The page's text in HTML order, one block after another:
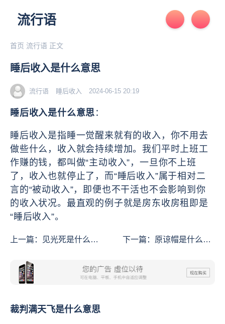
流行语
首页 流行语 正文
睡后收入是什么意思
流行语 睡后收入 2024-06-15 20:19
睡后收入是什么意思 ：
睡后收入是指睡一觉醒来就有的收入，你不用去
做些什么，收入就会持续增加。我们平时上班工
作赚的钱，都叫做“主动收入”，一旦你不上班
了，收入也就停止了，而“睡后收入”属于相对二
言的“被动收入”，即便也不干活也不会影响到你
的收入状况。最直观的例子就是房东收房租即是
“睡后收入”。
上一篇：
见光死是什么意
下一篇： 原谅帽是什么意
裁判满天飞是什么意思